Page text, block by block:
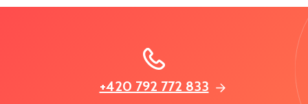
+420 792 772 833